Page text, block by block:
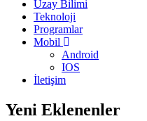
Uzay Bilimi
Teknoloji
Programlar
Mobil
Android
IOS
İletişim
Yeni Eklenenler